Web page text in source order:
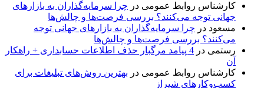
کارشناس روابط عمومی در چرا سرمایه‌گذاران به بازارهای
جهانی توجه می‌کنند؟ بررسی فرصت‌ها و چالش‌ها
مسعود در چرا سرمایه‌گذاران به بازارهای جهانی توجه
می‌کنند؟ بررسی فرصت‌ها و چالش‌ها
رستمی در
4 پیامد مرگبار حذف اطلاعات حسابداری + راهکار
آن
کارشناس روابط عمومی در بهترین روش‌های تبلیغات برای
کسب‌وکارهای شیراز